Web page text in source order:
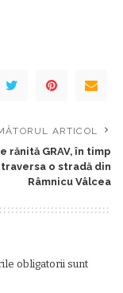
ARTICOL
rănită GRAV, în timp
o stradă din
Râmnicu Vâlcea
obligatorii sunt